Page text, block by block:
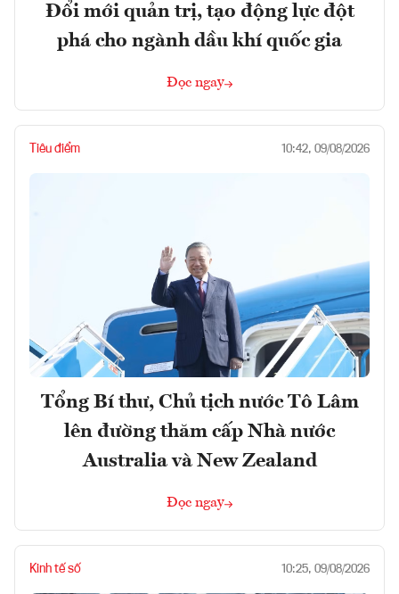
Đổi mới quản trị, tạo động lực đột
phá cho ngành dầu khí quốc gia
Đọc ngay
Tiêu điểm 10:42, 09/08/2026
Tổng Bí thư, Chủ tịch nước Tô Lâm
lên đường thăm cấp Nhà nước
Australia và New Zealand
Đọc ngay
Kinh tế số 10:25, 09/08/2026